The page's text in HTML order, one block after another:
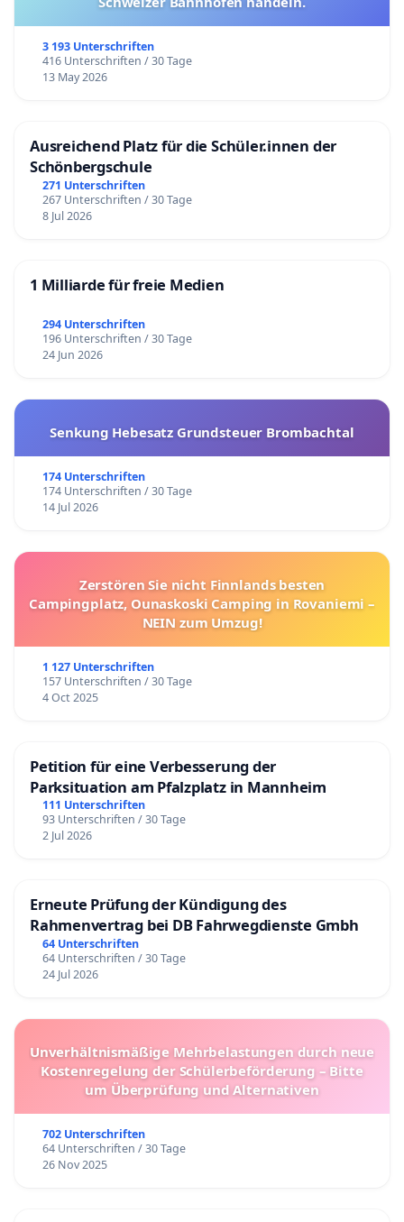
3 193 Unterschriften
416 Unterschriften / 30 Tage
13 May 2026
Ausreichend Platz für die Schüler.innen der
Schönbergschule
271 Unterschriften
267 Unterschriften / 30 Tage
8 Jul 2026
1 Milliarde für freie Medien
294 Unterschriften
196 Unterschriften / 30 Tage
24 Jun 2026
Senkung Hebesatz Grundsteuer Brombachtal
174 Unterschriften
174 Unterschriften / 30 Tage
14 Jul 2026
Zerstören Sie nicht Finnlands besten
Campingplatz, Ounaskoski Camping in Rovaniemi –
NEIN zum Umzug!
1 127 Unterschriften
157 Unterschriften / 30 Tage
4 Oct 2025
Petition für eine Verbesserung der
Parksituation am Pfalzplatz in Mannheim
111 Unterschriften
93 Unterschriften / 30 Tage
2 Jul 2026
Erneute Prüfung der Kündigung des
Rahmenvertrag bei DB Fahrwegdienste Gmbh
64 Unterschriften
64 Unterschriften / 30 Tage
24 Jul 2026
Unverhältnismäßige Mehrbelastungen durch neue
Kostenregelung der Schülerbeförderung – Bitte
um Überprüfung und Alternativen
702 Unterschriften
64 Unterschriften / 30 Tage
26 Nov 2025